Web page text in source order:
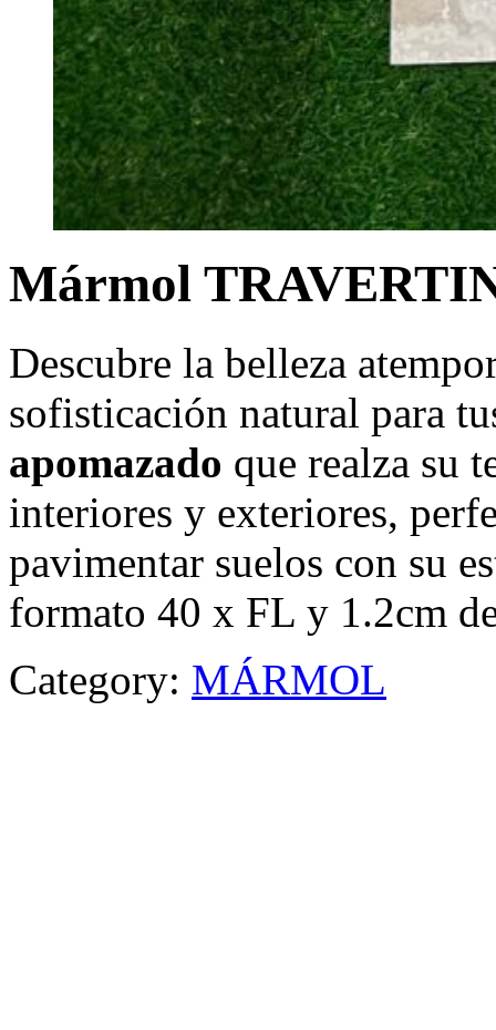
Mármol
Descubre la belleza
sofisticación natural para
apomazado que realza su
interiores y exteriores,
pavimentar suelos con su
formato 40 x FL y 1.2cm
Category: MÁRMOL